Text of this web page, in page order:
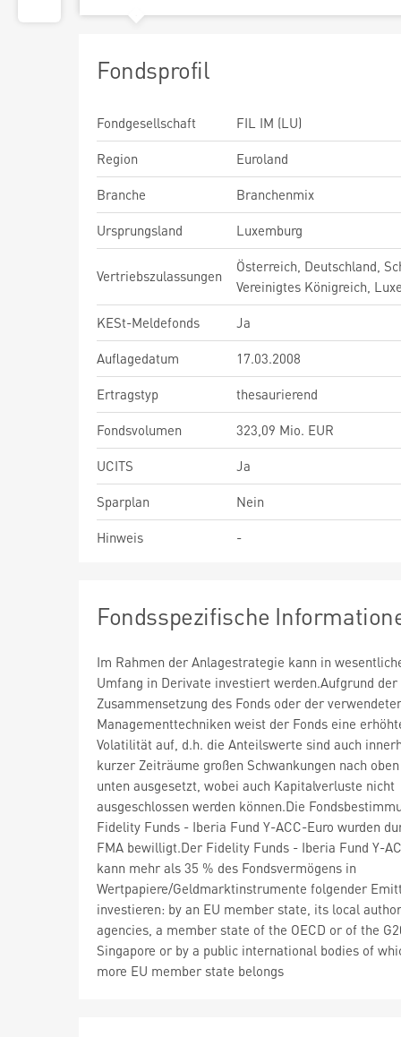
Fondsprofil
Fondgesellschaft
FIL IM (LU)
Region
Euroland
Branche
Branchenmix
Ursprungsland
Luxemburg
Vertriebszulassungen
Österreich, Deutschland,
Vereinigtes Königreich,
KESt-Meldefonds
Ja
Auflagedatum
17.03.2008
Ertragstyp
thesaurierend
Fondsvolumen
323,09 Mio. EUR
UCITS
Ja
Sparplan
Nein
Hinweis
-
Fondsspezifische
Im Rahmen der Anlagestrategie kann in
Umfang in Derivate investiert werden.Aufgrund der
Zusammensetzung des Fonds oder der
Managementtechniken weist der Fonds eine
Volatilität auf, d.h. die Anteilswerte sind auch
kurzer Zeiträume großen Schwankungen nach
unten ausgesetzt, wobei auch Kapitalverluste nicht
ausgeschlossen werden können.Die
Fidelity Funds - Iberia Fund Y-ACC-Euro wurden
FMA bewilligt.Der Fidelity Funds - Iberia Fund Y-
kann mehr als 35 % des Fondsvermögens in
Wertpapiere/Geldmarktinstrumente folgender
investieren: by an EU member state, its local
agencies, a member state of the OECD or of the
Singapore or by a public international bodies of
more EU member state belongs